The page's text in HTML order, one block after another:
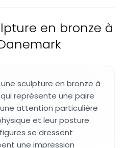
en bronze à
sculpture en bronze à
représente une paire
attention particulière
et leur posture
se dressent
une impression